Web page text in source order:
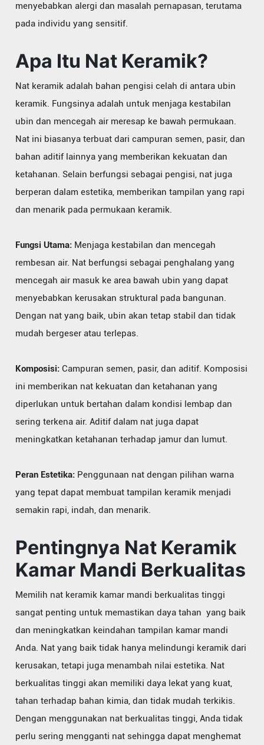
menyebabkan alergi dan masalah pernapasan, terutama
pada individu yang sensitif.
Apa Itu Nat Keramik?
Nat keramik adalah bahan pengisi celah di antara ubin
keramik. Fungsinya adalah untuk menjaga kestabilan
ubin dan mencegah air meresap ke bawah permukaan.
Nat ini biasanya terbuat dari campuran semen, pasir, dan
bahan aditif lainnya yang memberikan kekuatan dan
ketahanan. Selain berfungsi sebagai pengisi, nat juga
berperan dalam estetika, memberikan tampilan yang rapi
dan menarik pada permukaan keramik.
Fungsi Utama: Menjaga kestabilan dan mencegah
rembesan air. Nat berfungsi sebagai penghalang yang
mencegah air masuk ke area bawah ubin yang dapat
menyebabkan kerusakan struktural pada bangunan.
Dengan nat yang baik, ubin akan tetap stabil dan tidak
mudah bergeser atau terlepas.
Komposisi:Campuran semen, pasir, dan aditif. Komposisi
ini memberikan nat kekuatan dan ketahanan yang
diperlukan untuk bertahan dalam kondisi lembap dan
sering terkena air. Aditif dalam nat juga dapat
meningkatkan ketahanan terhadap jamur dan lumut.
Peran Estetika: Penggunaan nat dengan pilihan warna
yang tepat dapat membuat tampilan keramik menjadi
semakin rapi, indah, dan menarik.
Pentingnya Nat Keramik
Kamar Mandi Berkualitas
Memilih nat keramik kamar mandi berkualitas tinggi
sangat penting untuk memastikan daya tahan yang baik
dan meningkatkan keindahan tampilan kamar mandi
Anda. Nat yang baik tidak hanya melindungi keramik dari
kerusakan, tetapi juga menambah nilai estetika. Nat
berkualitas tinggi akan memiliki daya lekat yang kuat,
tahan terhadap bahan kimia, dan tidak mudah terkikis.
Dengan menggunakan nat berkualitas tinggi, Anda tidak
perlu sering mengganti nat sehingga dapat menghemat